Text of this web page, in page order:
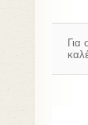
Για